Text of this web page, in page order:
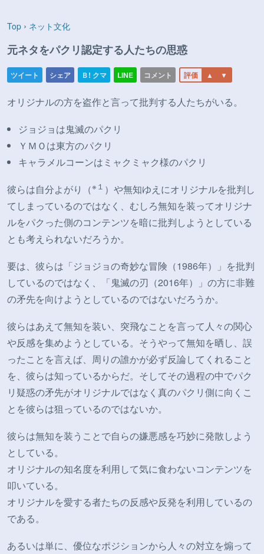
Top › ネット文化
元ネタをパクリ認定する人たちの思惑
オリジナルの方を盗作と言って批判する人たちがいる。
ジョジョは鬼滅のパクリ
ＹＭＯは東方のパクリ
キャラメルコーンはミャクミャク様のパクリ
彼らは自分よがり（※１ ）や無知ゆえにオリジナルを批判し
てしまっているのではなく、むしろ無知を装ってオリジナ
ルをパクった側のコンテンツを暗に批判しようとしている
とも考えられないだろうか。
要は、彼らは「ジョジョの奇妙な冒険（1986年）」を批判
しているのではなく、「鬼滅の刃（2016年）」の方に非難
の矛先を向けようとしているのではないだろうか。
彼らはあえて無知を装い、突飛なことを言って人々の関心
や反感を集めようとしている。そうやって無知を晒し、誤
ったことを言えば、周りの誰かが必ず反論してくれること
を、彼らは知っているからだ。そしてその過程の中でパク
リ疑惑の矛先がオリジナルではなく真のパクリ側に向くこ
とを彼らは狙っているのではないか。
彼らは無知を装うことで自らの嫌悪感を巧妙に発散しよう
としている。
オリジナルの知名度を利用して気に食わないコンテンツを
叩いている。
オリジナルを愛する者たちの反感や反発を利用しているの
である。
あるいは単に、優位なポジションから人々の対立を煽って